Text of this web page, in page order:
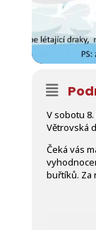
V sobotu
Větrovská
Čeká vás
buřtíků. Za